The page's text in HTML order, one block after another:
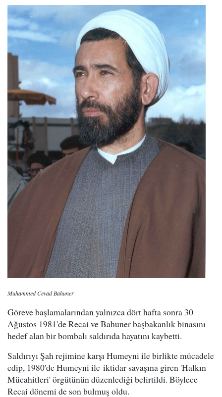
Muhammed Cevad Bahuner
Göreve başlamalarından yalnızca dört hafta sonra 30
Ağustos 1981'de Recai ve Bahuner başbakanlık binasını
hedef alan bir bombalı saldırıda hayatını kaybetti.
Saldırıyı Şah rejimine karşı Humeyni ile birlikte mücadele
edip, 1980'de Humeyni ile iktidar savaşına giren 'Halkın
Mücahitleri' örgütünün düzenlediği belirtildi. Böylece
Recai dönemi de son bulmuş oldu.